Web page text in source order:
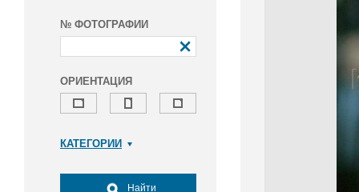
№ ФОТОГРАФИИ
ОРИЕНТАЦИЯ
КАТЕГОРИИ
Досуг, туризм и отдых
Найти